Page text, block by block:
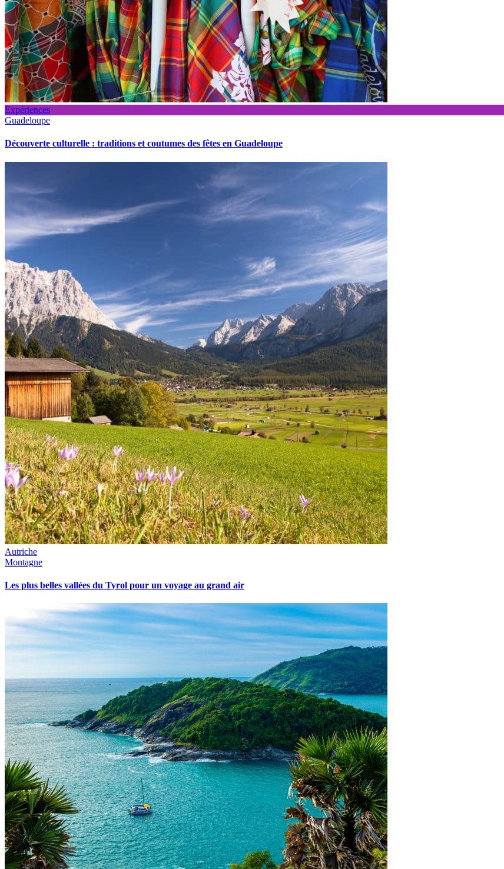
Expériences
Guadeloupe
Découverte culturelle : traditions et coutumes des fêtes en Guadeloupe
Autriche
Montagne
Les plus belles vallées du Tyrol pour un voyage au grand air